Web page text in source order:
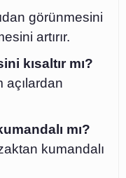
görünmesini
artırır.
kısaltır mı?
açılardan
mı?
kumandalı